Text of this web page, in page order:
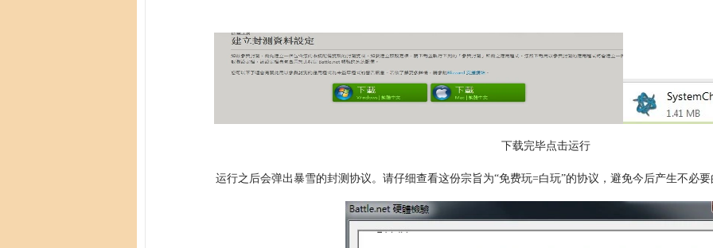
下载完毕点击运行
运行之后会弹出暴雪的封测协议。请仔细查看这份宗旨为“免费玩=白玩”的协议，避免今后产生不必要